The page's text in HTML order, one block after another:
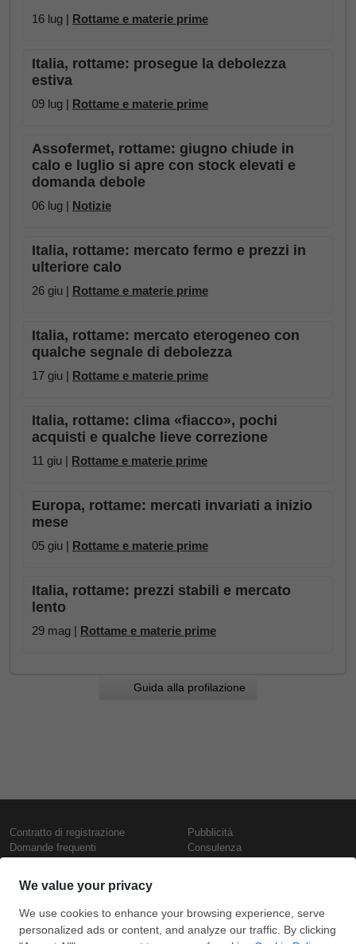
16 lug | Rottame e materie prime
Italia, rottame: prosegue la debolezza
estiva
09 lug | Rottame e materie prime
Assofermet, rottame: giugno chiude in
calo e luglio si apre con stock elevati e
domanda debole
06 lug | Notizie
Italia, rottame: mercato fermo e prezzi in
ulteriore calo
26 giu | Rottame e materie prime
Italia, rottame: mercato eterogeneo con
qualche segnale di debolezza
17 giu | Rottame e materie prime
Italia, rottame: clima «fiacco», pochi
acquisti e qualche lieve correzione
11 giu | Rottame e materie prime
Europa, rottame: mercati invariati a inizio
mese
05 giu | Rottame e materie prime
Italia, rottame: prezzi stabili e mercato
lento
29 mag | Rottame e materie prime
Guida alla profilazione
Contratto di registrazione
Domande frequenti
Presentazione
Contattaci
Termini di utilizzo
Politica di riservatezza
Pubblicità
Consulenza